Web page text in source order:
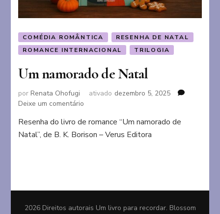
COMÉDIA ROMÂNTICA
RESENHA DE NATAL
ROMANCE INTERNACIONAL
TRILOGIA
Um namorado de Natal
porRenata Ohofugi ativado dezembro 5, 2025
Deixe um comentário
namorado
de
Resenha do livro de romance “Um namorado de
Natal”, de B. K. Borison – Verus Editora
2026 Direitos autorais Um livro para recordar. Blossom